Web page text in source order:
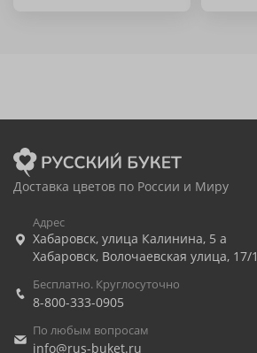
Доставка цветов по России и Миру
Адрес
Хабаровск, улица Калинина, 5 а
Хабаровск, Волочаевская улица, 17/1
Бесплатно. Круглосуточно
8-800-333-0905
По любым вопросам
info@rus-buket.ru